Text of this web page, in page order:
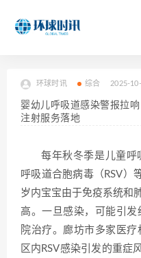
环球时讯 综合 2025-
婴幼儿呼吸道感染警报拉
注射服务落地
每年秋冬季是儿童呼
呼吸道合胞病毒（RSV）
岁内宝宝由于免疫系统和
高。一旦感染，可能引
院治疗。廊坊市多家医
区内RSV感染引发的重症